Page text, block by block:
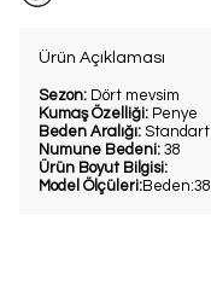
Ürün Açıklaması
Sezon: Dört mevsim
Kumaş Özelliği: Penye
Beden Aralığı: Standart
Numune Bedeni: 38
Ürün Boyut Bilgisi:
Model Ölçüleri:Beden:38